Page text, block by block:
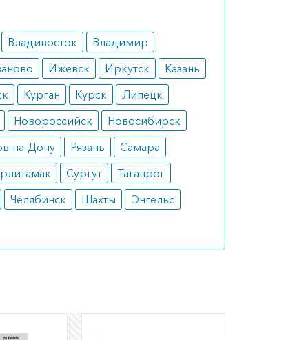
Владивосток
Владимир
Ижевск Иркутск
Казань
Курган Курск
Липецк
Новороссийск
Новосибирск
на-Дону Рязань
Самара
Сургут
Таганрог
Челябинск Шахты
Энгельс